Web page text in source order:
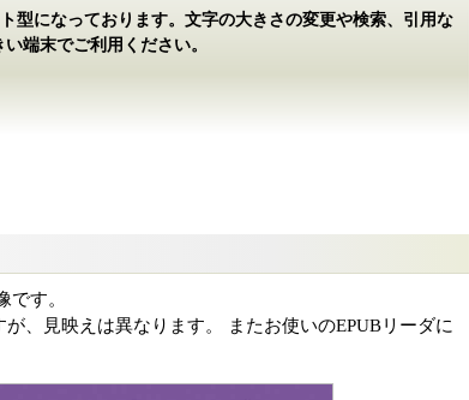
型になっております。文字の大きさの変更や検索、引用な
端末でご利用ください。
す。
、見映えは異なります。 またお使いのEPUBリーダに